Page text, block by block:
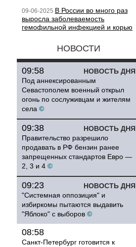
09-06-2025 В России во много раз
выросла заболеваемость
гемофильной инфекцией и корью
НОВОСТИ
НОВОСТЬ ДНЯ
09:58
Под аннексированным
Севастополем военный открыл
огонь по сослуживцам и жителям
села ©
НОВОСТЬ ДНЯ
09:38
Правительство разрешило
продавать в РФ бензин ранее
запрещенных стандартов Евро —
2, 3 и 4 ©
НОВОСТЬ ДНЯ
09:23
"Системная оппозиция" и
избиркомы пытаются выдавить
"Яблоко" с выборов ©
08:58
Санкт-Петербург готовится к